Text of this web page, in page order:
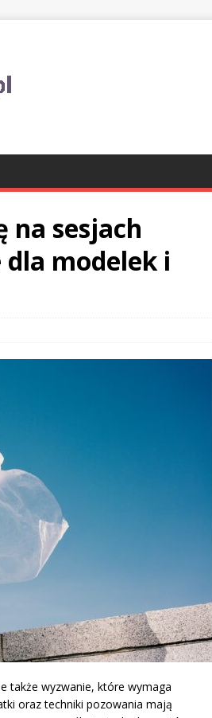
na sesjach
modelek i
także wyzwanie, które wymaga
oraz techniki pozowania mają